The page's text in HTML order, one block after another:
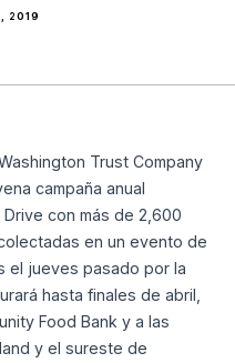
2019
Trust Company
campaña anual
con más de 2,600
en un evento de
el jueves pasado por la
hasta finales de abril,
Food Bank y a las
y el sureste de